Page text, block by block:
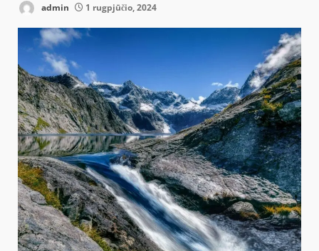
admin 1 rugpjūčio, 2024